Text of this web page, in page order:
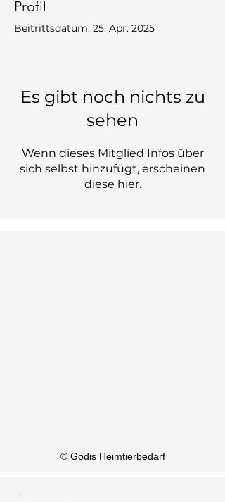
Profil
Beitrittsdatum: 25. Apr. 2025
Es gibt noch nichts zu
sehen
Wenn dieses Mitglied Infos über
sich selbst hinzufügt, erscheinen
diese hier.
© Godis Heimtierbedarf